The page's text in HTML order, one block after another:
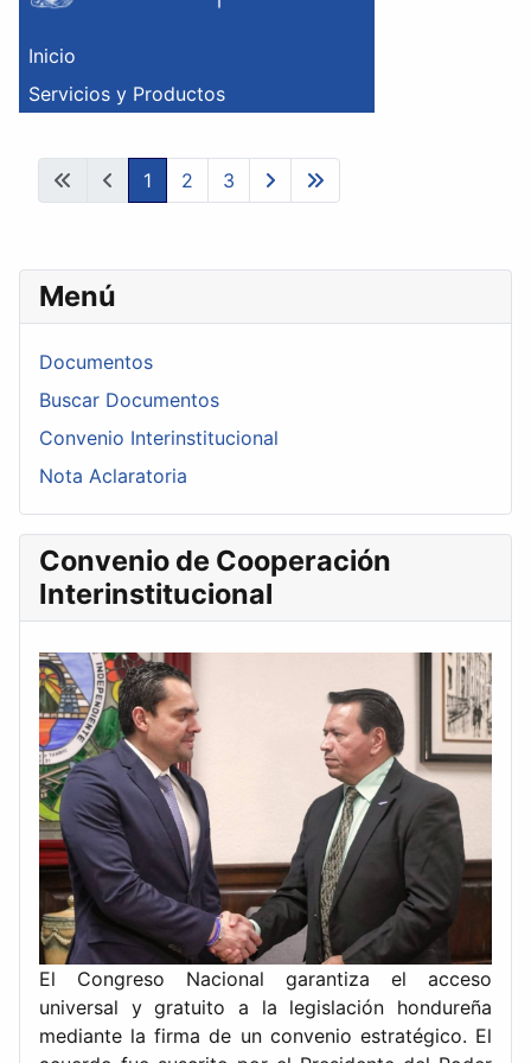
Menú
Documentos
Buscar Documentos
Convenio Interinstitucional
Nota Aclaratoria
Convenio de Cooperación
Interinstitucional
El Congreso Nacional garantiza el acceso
universal y gratuito a la legislación hondureña
mediante la firma de un convenio estratégico. El
1 2 3